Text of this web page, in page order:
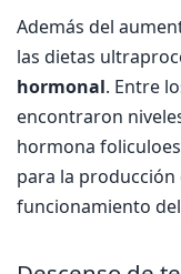
Además del
las dietas
hormonal. Entre
encontraron
hormona
para la producción
funcionamiento